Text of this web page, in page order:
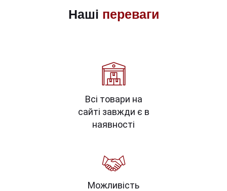
Наші переваги
Всі товари на
сайті завжди є в
наявності
Можливість